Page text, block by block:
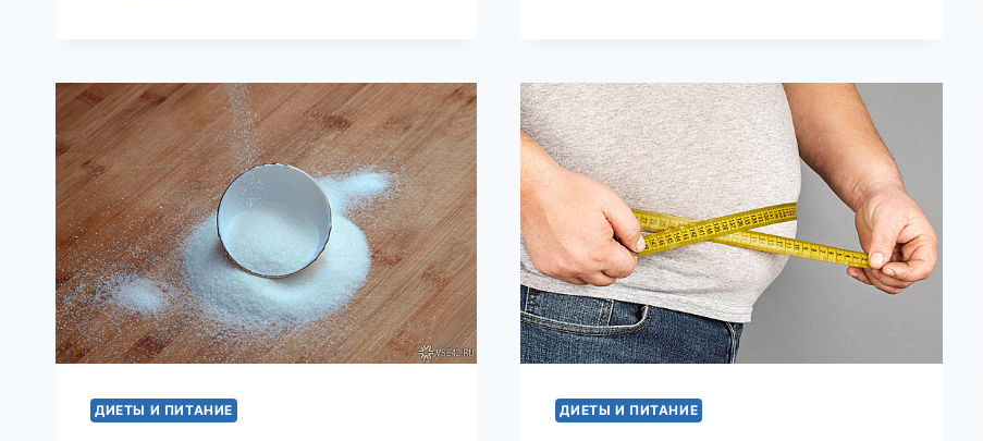
«НЕДОСТАТКА»,
КОТОРЫЕ
НА
САМОМ
ДЕЛЕ
КАЖУТСЯ
ДРУГИМ
ПРИВЛЕКАТЕЛЬНЫМИ
ДИЕТЫ И ПИТАНИЕ ДИЕТЫ И ПИТАНИЕ